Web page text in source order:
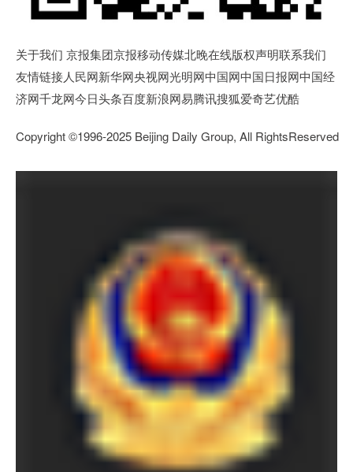
关于我们 京报集团京报移动传媒北晚在线版权声明联系我们
友情链接人民网新华网央视网光明网中国网中国日报网中国经
济网千龙网今日头条百度新浪网易腾讯搜狐爱奇艺优酷
Copyright ©1996-2025 Beijing Daily Group, All